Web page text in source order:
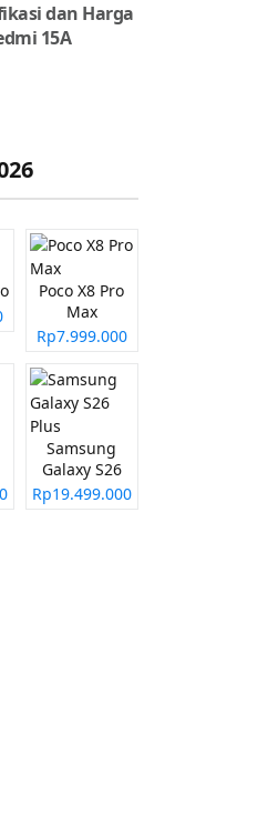
dan Harga
15A
Poco X8 Pro
Max
Rp7.999.000
Samsung
Galaxy S26
Plus
Rp19.499.000